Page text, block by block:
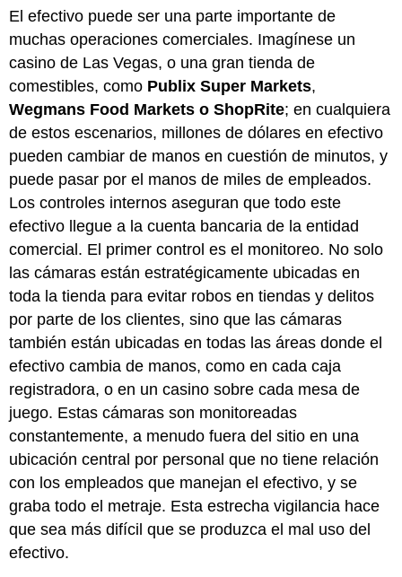
El efectivo puede ser una parte importante de
muchas operaciones comerciales. Imagínese un
casino de Las Vegas, o una gran tienda de
comestibles, como Publix Super Markets,
Wegmans Food Marketso ShopRite; en cualquiera
de estos escenarios, millones de dólares en efectivo
pueden cambiar de manos en cuestión de minutos, y
puede pasar por el manos de miles de empleados.
Los controles internos aseguran que todo este
efectivo llegue a la cuenta bancaria de la entidad
comercial. El primer control es el monitoreo. No solo
las cámaras están estratégicamente ubicadas en
toda la tienda para evitar robos en tiendas y delitos
por parte de los clientes, sino que las cámaras
también están ubicadas en todas las áreas donde el
efectivo cambia de manos, como en cada caja
registradora, o en un casino sobre cada mesa de
juego. Estas cámaras son monitoreadas
constantemente, a menudo fuera del sitio en una
ubicación central por personal que no tiene relación
con los empleados que manejan el efectivo, y se
graba todo el metraje. Esta estrecha vigilancia hace
que sea más difícil que se produzca el mal uso del
efectivo.